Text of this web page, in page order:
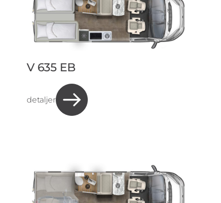
V 635 EB
detaljer